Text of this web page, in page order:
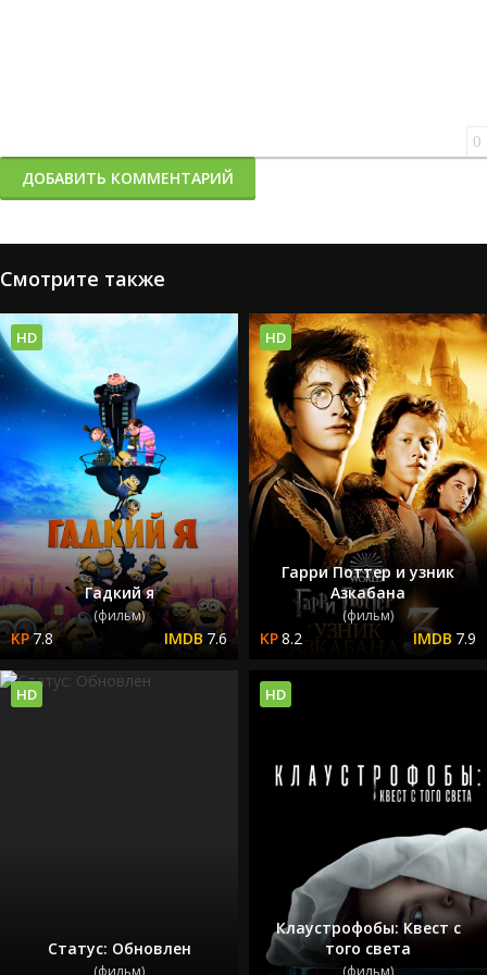
0
ДОБАВИТЬ КОММЕНТАРИЙ
Смотрите также
Гадкий я
(фильм)
7.8 7.6
HD
Гарри Поттер и узник
Азкабана
(фильм)
8.2 7.9
HD
Статус: Обновлен
(фильм)
HD
Клаустрофобы: Квест с
того света
(фильм)
HD